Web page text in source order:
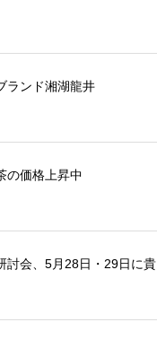
ランド湘湖龍井
の価格上昇中
討会、5月28日・29日に貴